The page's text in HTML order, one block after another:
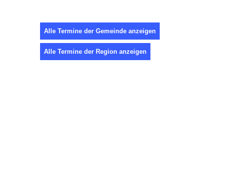
Alle Termine der Gemeinde anzeigen
Alle Termine der Region anzeigen